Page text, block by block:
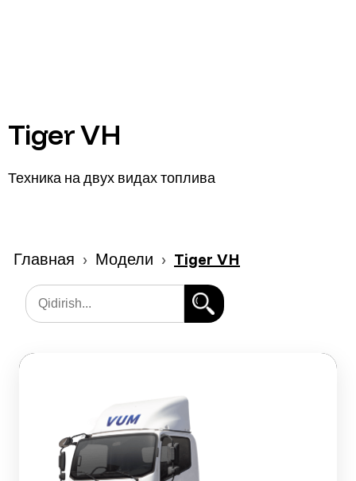
Tiger VH
Техника на двух видах топлива
Главная Модели Tiger VH